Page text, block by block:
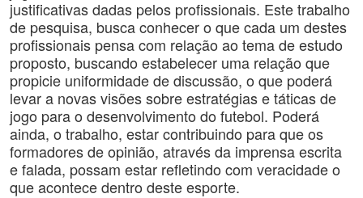
justificativas dadas pelos profissionais. Este trabalho
de pesquisa, busca conhecer o que cada um destes
profissionais pensa com relação ao tema de estudo
proposto, buscando estabelecer uma relação que
propicie uniformidade de discussão, o que poderá
levar a novas visões sobre estratégias e táticas de
jogo para o desenvolvimento do futebol. Poderá
ainda, o trabalho, estar contribuindo para que os
formadores de opinião, através da imprensa escrita
e falada, possam estar refletindo com veracidade o
que acontece dentro deste esporte.